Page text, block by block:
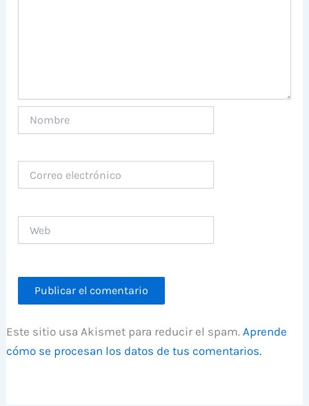
electrónico
Este sitio usa Akismet para reducir el spam.Aprende
cómo se procesan los datos de tus comentarios.